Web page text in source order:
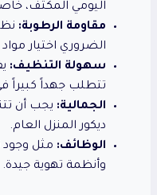
اليومي المكثف،
مقاومة الرطوبة:
الضروري اختيار
سهولة التنظيف:
تتطلب جهداً كبيراً
الجمالية: يجب أن
ديكور المنزل العام.
الوظائف: مثل وجود
وأنظمة تهوية جيدة.